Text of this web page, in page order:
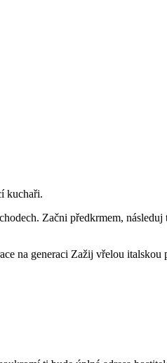
kuchaři.
Začni předkrmem,
na generaci Zažij vřelou